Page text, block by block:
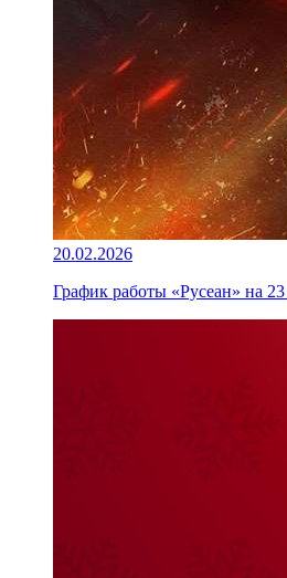
20.02.2026
График работы «Русеан» на